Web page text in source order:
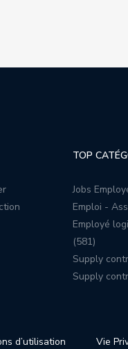
TOP
Jobs
Emploi -
Employé
(581)
Supply
Supply
d’utilisation Vie